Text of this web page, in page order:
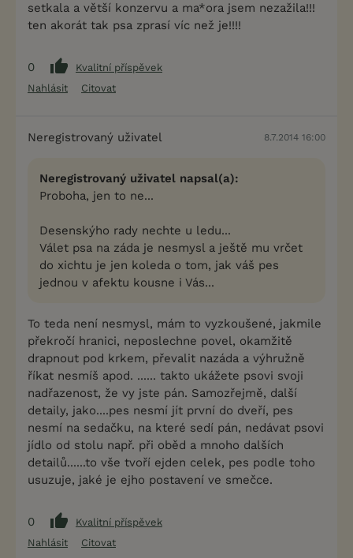
setkala a větší konzervu a ma*ora jsem nezažila!!!
ten akorát tak psa zprasí víc než je!!!!
0
Kvalitní příspěvek
Nahlásit
Citovat
Neregistrovaný uživatel 8.7.2014 16:00
Neregistrovaný uživatel napsal(a):
Proboha, jen to ne...
Desenskýho rady nechte u ledu...
Válet psa na záda je nesmysl a ještě mu vrčet
do xichtu je jen koleda o tom, jak váš pes
jednou v afektu kousne i Vás...
To teda není nesmysl, mám to vyzkoušené, jakmile
překročí hranici, neposlechne povel, okamžitě
drapnout pod krkem, převalit nazáda a výhružně
říkat nesmíš apod. ...... takto ukážete psovi svoji
nadřazenost, že vy jste pán. Samozřejmě, další
detaily, jako....pes nesmí jít první do dveří, pes
nesmí na sedačku, na které sedí pán, nedávat psovi
jídlo od stolu např. při oběd a mnoho dalších
detailů......to vše tvoří ejden celek, pes podle toho
usuzuje, jaké je ejho postavení ve smečce.
0
Kvalitní příspěvek
Nahlásit
Citovat